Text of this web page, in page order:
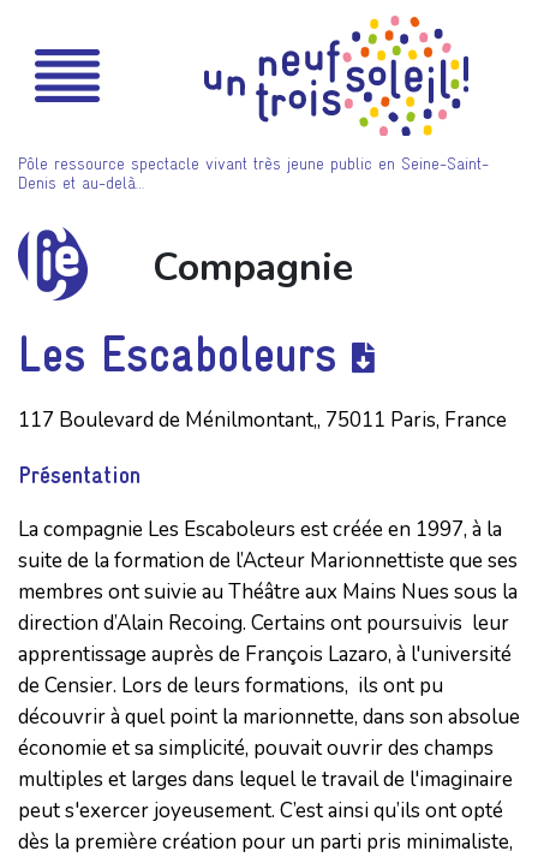
Pôle ressource spectacle vivant très jeune public en Seine-Saint-
Denis et au-delà…
Compagnie
Les Escaboleurs
117 Boulevard de Ménilmontant,, 75011 Paris, France
Présentation
La compagnie Les Escaboleurs est créée en 1997, à la
suite de la formation de l’Acteur Marionnettiste que ses
membres ont suivie au Théâtre aux Mains Nues sous la
direction d’Alain Recoing. Certains ont poursuivis leur
apprentissage auprès de François Lazaro, à l'université
de Censier. Lors de leurs formations, ils ont pu
découvrir à quel point la marionnette, dans son absolue
économie et sa simplicité, pouvait ouvrir des champs
multiples et larges dans lequel le travail de l'imaginaire
peut s'exercer joyeusement. C’est ainsi qu’ils ont opté
dès la première création pour un parti pris minimaliste,